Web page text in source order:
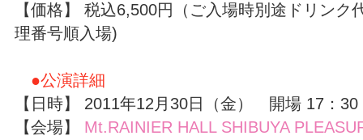
【価格】 税込6,500円（ご入場時別途ドリンク
理番号順入場)
●公演詳細
【日時】 2011年12月30日（金） 開場 17：
【会場】 Mt.RAINIER HALL SHIBUYA